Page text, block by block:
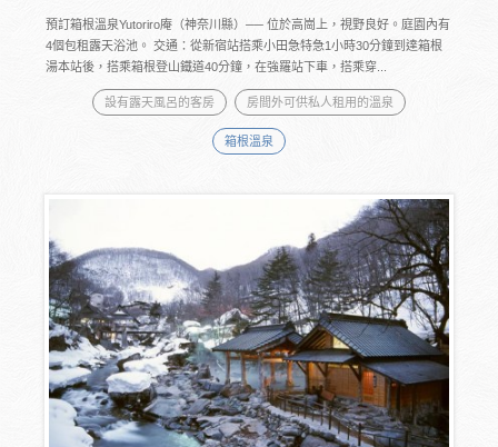
預訂箱根溫泉Yutoriro庵（神奈川縣）── 位於高崗上，視野良好。庭園內有
4個包租露天浴池。 交通：從新宿站搭乘小田急特急1小時30分鐘到達箱根
湯本站後，搭乘箱根登山鐵道40分鐘，在強羅站下車，搭乘穿...
設有露天風呂的客房 房間外可供私人租用的溫泉
箱根溫泉